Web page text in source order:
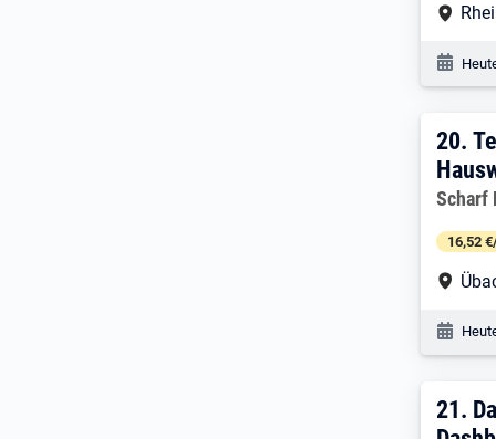
20.
20.
Scharf
16,52
21.
21.